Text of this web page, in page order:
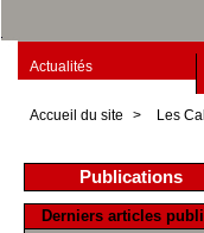
Actualités
Accueil du site > Les
Publications
Derniers articles